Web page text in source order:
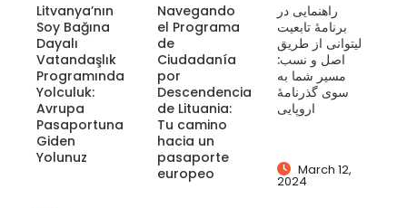
Litvanya’nın
Soy Bağına
Dayalı
Vatandaşlık
Programında
Yolculuk:
Avrupa
Pasaportuna
Giden
Yolunuz
Navegando
el Programa
de
Ciudadanía
por
Descendencia
de Lituania:
Tu camino
hacia un
pasaporte
europeo
راهنمایی در
برنامهٔ تابعیت
لیتوانی از طریق
اصل و نسب:
مسیر شما به
سوی گذرنامهٔ
اروپایی
March 12,
2024